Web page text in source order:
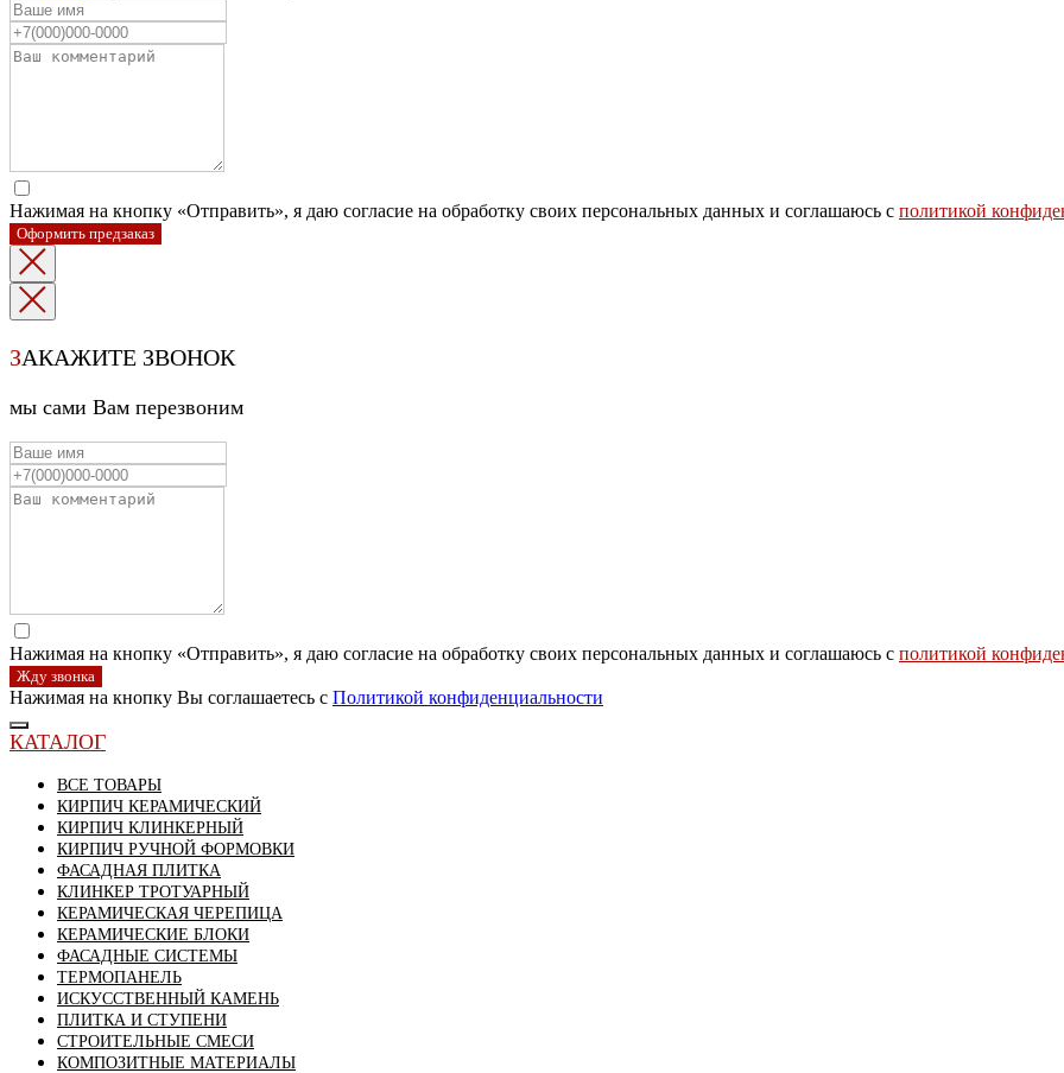
Нажимая на кнопку «Отправить», я даю согласие на обработку своих персональных данных и соглашаюсь с политикой
Оформить предзаказ
ЗАКАЖИТЕ ЗВОНОК
мы сами Вам перезвоним
Нажимая на кнопку «Отправить», я даю согласие на обработку своих персональных данных и соглашаюсь с политикой
Жду звонка
Нажимая на кнопку Вы соглашаетесь с Политикой конфиденциальности
КАТАЛОГ
ВСЕ ТОВАРЫ
КИРПИЧ КЕРАМИЧЕСКИЙ
КИРПИЧ КЛИНКЕРНЫЙ
КИРПИЧ РУЧНОЙ ФОРМОВКИ
ФАСАДНАЯ ПЛИТКА
КЛИНКЕР ТРОТУАРНЫЙ
КЕРАМИЧЕСКАЯ ЧЕРЕПИЦА
КЕРАМИЧЕСКИЕ БЛОКИ
ФАСАДНЫЕ СИСТЕМЫ
ТЕРМОПАНЕЛЬ
ИСКУССТВЕННЫЙ КАМЕНЬ
ПЛИТКА И СТУПЕНИ
СТРОИТЕЛЬНЫЕ СМЕСИ
КОМПОЗИТНЫЕ МАТЕРИАЛЫ